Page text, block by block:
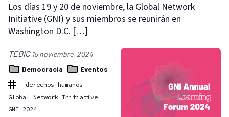
Los días 19 y 20 de noviembre, la Global Network
Initiative (GNI) y sus miembros se reunirán en
Washington D.C. […]
TEDIC 15 noviembre, 2024
Democracia
Eventos
derechos humanos
Global Network Initiative
GNI 2024